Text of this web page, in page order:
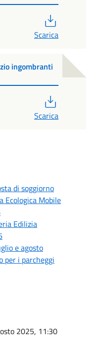
Scarica
ingombranti
Scarica
di soggiorno
Ecologica Mobile
Edilizia
e agosto
per i parcheggi
2025, 11:30